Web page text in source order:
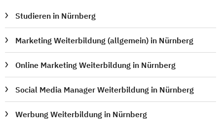
Studieren in Nürnberg
Marketing Weiterbildung (allgemein) in Nürnberg
Online Marketing Weiterbildung in Nürnberg
Social Media Manager Weiterbildung in Nürnberg
Werbung Weiterbildung in Nürnberg